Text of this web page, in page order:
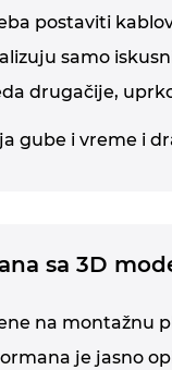
postaviti
samo
drugačije,
gube i vreme i
sa 3D
na montažnu
je jasno